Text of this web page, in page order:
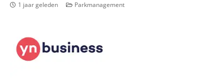
1 jaar geleden Parkmanagement